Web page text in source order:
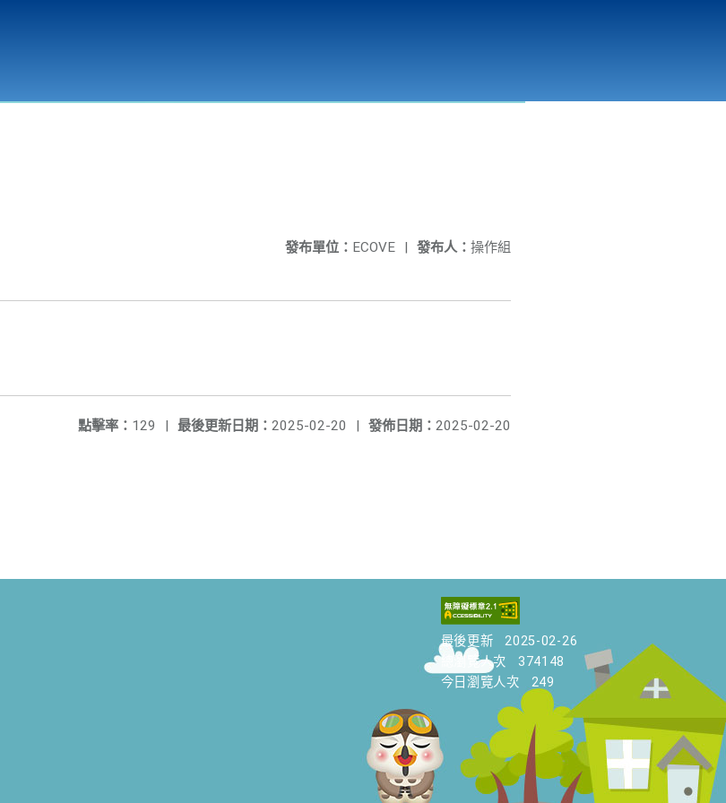
發布人： 操作組
發布單位： ECOVE |
發佈日期： 2025-02-20
最後更新日期： 2025-02-20 |
點擊率： 129 |
最後更新
2025-02-26
總瀏覽人次
374148
今日瀏覽人次
249